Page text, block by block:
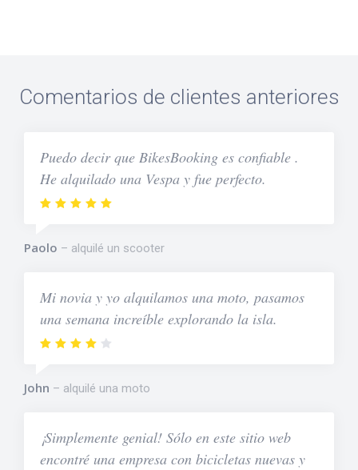
Comentarios de clientes anteriores
Puedo decir que BikesBooking es confiable .
He alquilado una Vespa y fue perfecto.
Paolo alquilé un scooter
Mi novia y yo alquilamos una moto, pasamos
una semana increíble explorando la isla.
John alquilé una moto
¡Simplemente genial! Sólo en este sitio web
encontré una empresa con bicicletas nuevas y